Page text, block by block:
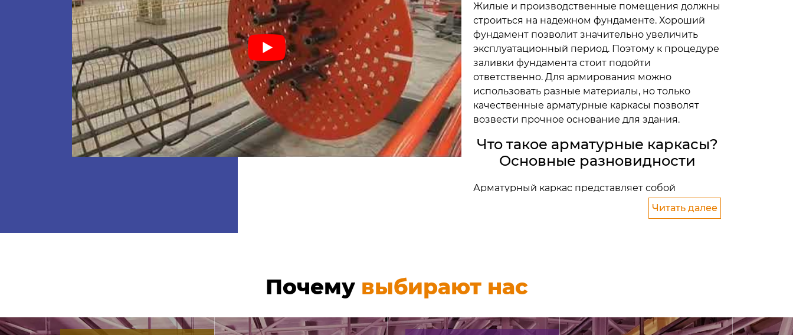
Жилые и производственные помещения должны
строиться на надежном фундаменте. Хороший
фундамент позволит значительно увеличить
эксплуатационный период. Поэтому к процедуре
заливки фундамента стоит подойти
ответственно. Для армирования можно
использовать разные материалы, но только
качественные арматурные каркасы позволят
возвести прочное основание для здания.
Что такое арматурные каркасы?
Основные разновидности
Арматурный каркас представляет собой
металлическую конструкцию сетчатого типа, которая изготавливается из стальных
прутков соответствующего диаметра. Прутья под прямым углом соединяются при
Данная металлоконструкция представляет собой основу для любой железобетонной
конструкции (блоки, фундамент и т.д.). Она воспринимает растягивающие усилия, и делает
Читать далее
Почему выбирают нас